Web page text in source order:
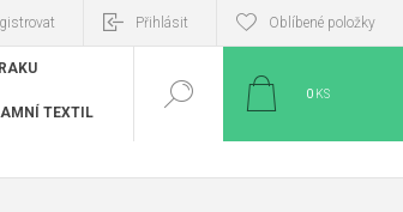
Přihlásit Oblíbené položky
TEXTIL
0 KS